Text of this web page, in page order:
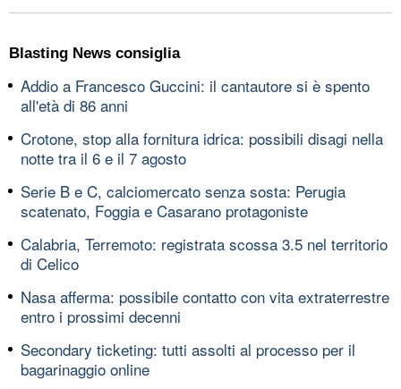
Blasting News consiglia
Addio a Francesco Guccini: il cantautore si è spento
all'età di 86 anni
Crotone, stop alla fornitura idrica: possibili disagi nella
notte tra il 6 e il 7 agosto
Serie B e C, calciomercato senza sosta: Perugia
scatenato, Foggia e Casarano protagoniste
Calabria, Terremoto: registrata scossa 3.5 nel territorio
di Celico
Nasa afferma: possibile contatto con vita extraterrestre
entro i prossimi decenni
Secondary ticketing: tutti assolti al processo per il
bagarinaggio online